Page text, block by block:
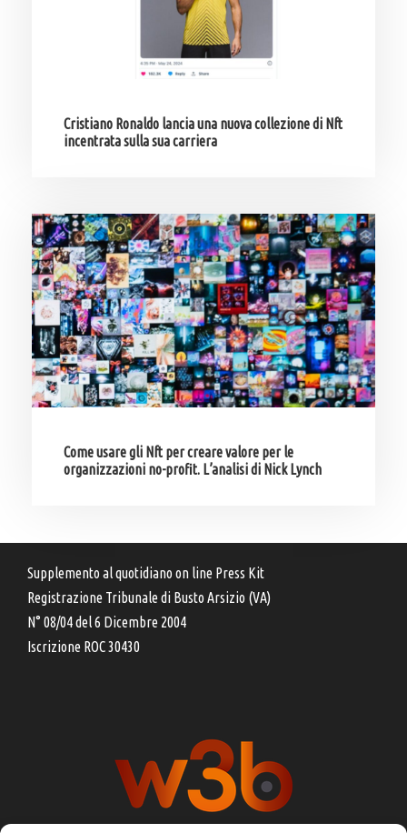
Cristiano Ronaldo lancia una nuova collezione di Nft
incentrata sulla sua carriera
Come usare gli Nft per creare valore per le
organizzazioni no-profit. L’analisi di Nick Lynch
Supplemento al quotidiano on line Press Kit
Registrazione Tribunale di Busto Arsizio (VA)
N° 08/04 del 6 Dicembre 2004
Iscrizione ROC 30430